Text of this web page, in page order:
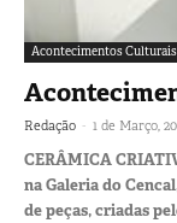
Acontecimentos Culturais
Redação - 1 de Março,
CERÂMICA
na Galeria do
de peças, criadas